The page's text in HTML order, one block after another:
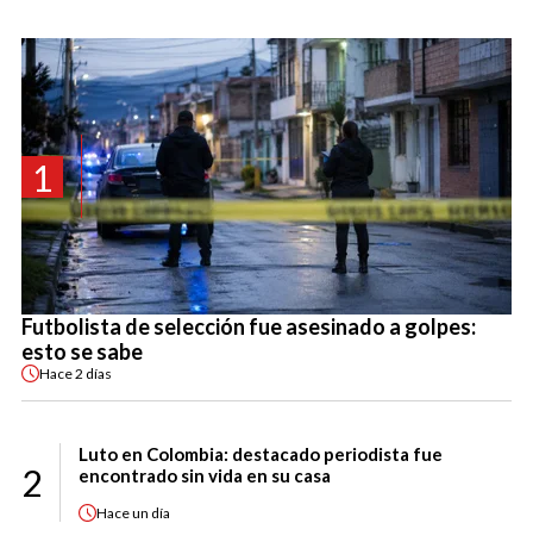
1
Futbolista de selección fue asesinado a golpes:
esto se sabe
Hace2 días
2
Luto en Colombia: destacado periodista fue
encontrado sin vida en su casa
Haceun día